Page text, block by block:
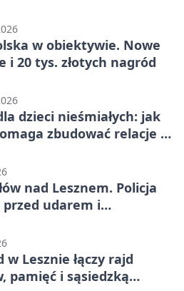
w obiektywie. Nowe
i 20 tys. złotych nagród
dzieci nieśmiałych: jak
zbudować relacje z
nad Lesznem. Policja
udarem i
w Lesznie łączy rajd
pamięć i sąsiedzką